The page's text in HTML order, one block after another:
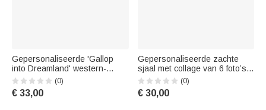
Gepersonaliseerde 'Gallop
into Dreamland' western-
deken met zachte kwastjes en
naam – woondecoratie,
paardentraining,
(0)
€ 33,00
Gepersonaliseerde zachte
sjaal met collage van 6 foto’s,
voorzien van bijnaam en naam
– Woonaccessoire en cadeau
voor verjaardag of jubileum
(0)
€ 30,00